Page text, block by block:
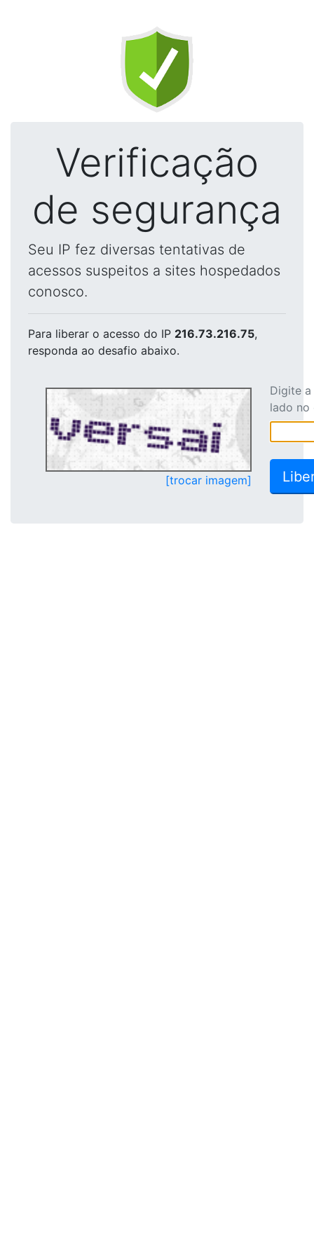
Verificação
de segurança
Seu IP fez diversas tentativas de
acessos suspeitos a sites hospedados
conosco.
Para liberar o acesso do IP 216.73.216.75,
responda ao desafio abaixo.
[trocar imagem]
Digite
lado no